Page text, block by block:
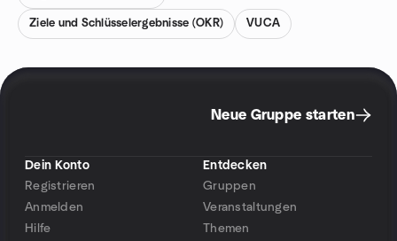
Ziele und Schlüsselergebnisse (OKR) VUCA
Neue Gruppe starten
Dein Konto
Registrieren
Anmelden
Hilfe
Entdecken
Gruppen
Veranstaltungen
Themen